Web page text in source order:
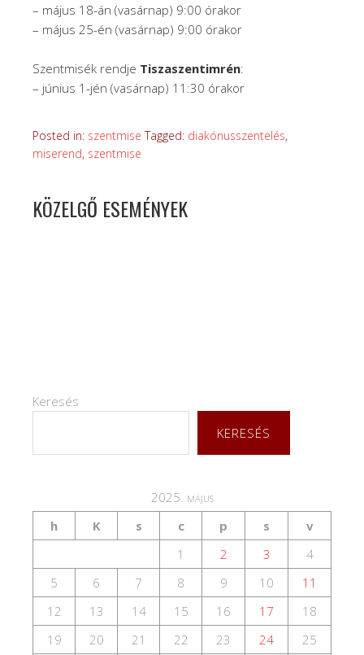
– május 18-án (vasárnap) 9:00 órakor
– május 25-én (vasárnap) 9:00 órakor
Szentmisék rendje Tiszaszentimrén:
– június 1-jén (vasárnap) 11:30 órakor
Posted in: szentmise Tagged: diakónusszentelés,
miserend, szentmise
KÖZELGŐ ESEMÉNYEK
Keresés
KERESÉS
2025. május
h
K s c p s
v
1
2 3
4
5
6 7 8 9 10
11
12
13 14 15 16 17
18
19
20 21 22 23 24
25